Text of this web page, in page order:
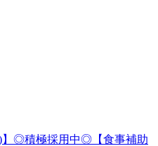
)】◎積極採用中◎【食事補助